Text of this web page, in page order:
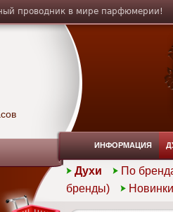
проводник в мире парфюмерии!
ИНФОРМАЦИЯ
Духи
По
бренды)
Новинки